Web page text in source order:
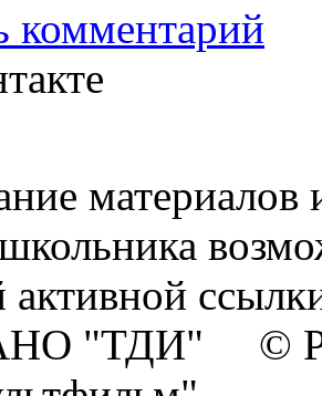
комментарий
материалов
активной
"ТДИ" ©